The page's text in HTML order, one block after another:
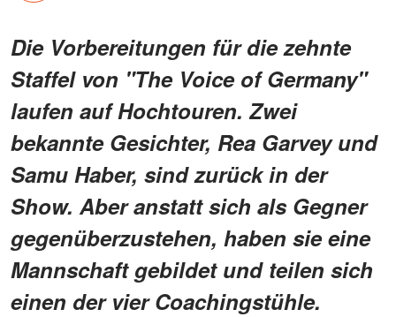
Die Vorbereitungen für die zehnte
Staffel von "The Voice of Germany"
laufen auf Hochtouren. Zwei
bekannte Gesichter, Rea Garvey und
Samu Haber, sind zurück in der
Show. Aber anstatt sich als Gegner
gegenüberzustehen, haben sie eine
Mannschaft gebildet und teilen sich
einen der vier Coachingstühle.